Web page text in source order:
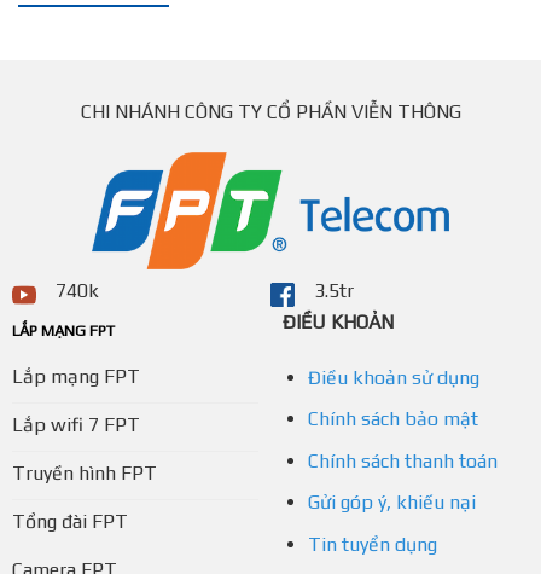
CHI NHÁNH CÔNG TY CỔ PHẦN VIỄN THÔNG
740k 3.5tr
LẮP MẠNG FPT
Lắp mạng FPT
Lắp wifi 7 FPT
Truyền hình FPT
Tổng đài FPT
Camera FPT
ĐIỀU KHOẢN
Điều khoản sử dụng
Chính sách bảo mật
Chính sách thanh toán
Gửi góp ý, khiếu nại
Tin tuyển dụng